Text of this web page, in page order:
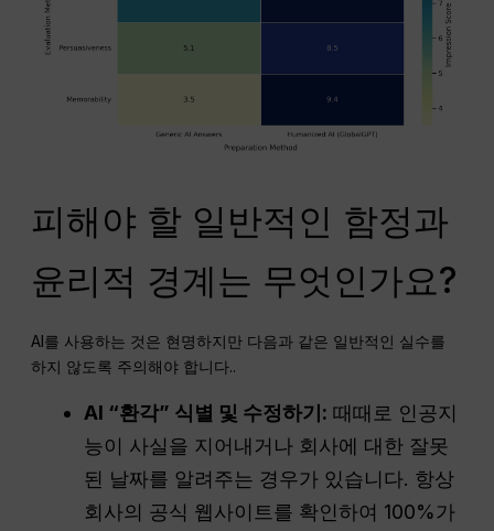
피해야 할 일반적인 함정과
윤리적 경계는 무엇인가요?
AI를 사용하는 것은 현명하지만 다음과 같은 일반적인 실수를
하지 않도록 주의해야 합니다..
AI “환각” 식별 및 수정하기: 때때로 인공지
능이 사실을 지어내거나 회사에 대한 잘못
된 날짜를 알려주는 경우가 있습니다. 항상
회사의 공식 웹사이트를 확인하여 100%가